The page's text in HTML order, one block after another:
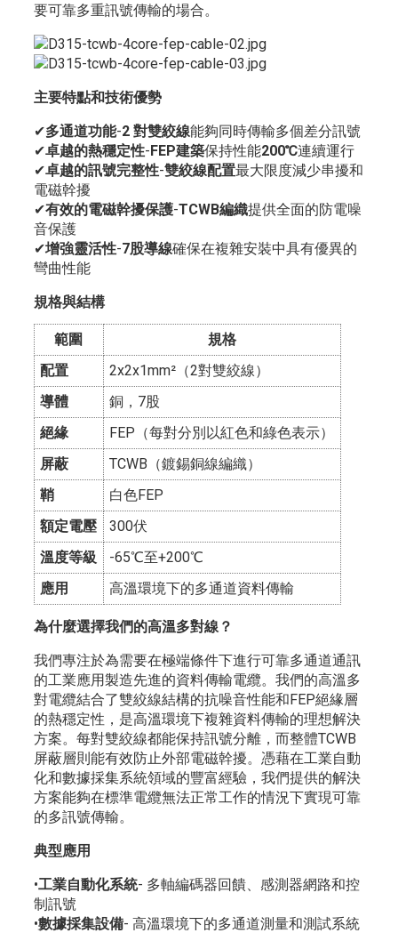
要可靠多重訊號傳輸的場合。
主要特點和技術優勢
✔多通道功能-2 對雙絞線能夠同時傳輸多個差分訊號
✔卓越的熱穩定性-FEP建築保持性能200℃連續運行
✔卓越的訊號完整性-雙絞線配置最大限度減少串擾和
電磁幹擾
✔有效的電磁幹擾保護-TCWB編織提供全面的防電噪
音保護
✔增強靈活性-7股導線確保在複雜安裝中具有優異的
彎曲性能
規格與結構
範圍
規格
配置
2x2x1mm²（2對雙絞線）
導體
銅，7股
絕緣
FEP（每對分別以紅色和綠色表示）
屏蔽
TCWB（鍍錫銅線編織）
鞘
白色FEP
額定電壓
300伏
溫度等級
-65℃至+200℃
應用
高溫環境下的多通道資料傳輸
為什麼選擇我們的高溫多對線？
我們專注於為需要在極端條件下進行可靠多通道通訊
的工業應用製造先進的資料傳輸電纜。我們的高溫多
對電纜結合了雙絞線結構的抗噪音性能和FEP絕緣層
的熱穩定性，是高溫環境下複雜資料傳輸的理想解決
方案。每對雙絞線都能保持訊號分離，而整體TCWB
屏蔽層則能有效防止外部電磁幹擾。憑藉在工業自動
化和數據採集系統領域的豐富經驗，我們提供的解決
方案能夠在標準電纜無法正常工作的情況下實現可靠
的多訊號傳輸。
典型應用
•工業自動化系統- 多軸編碼器回饋、感測器網路和控
制訊號
•數據採集設備- 高溫環境下的多通道測量和測試系統